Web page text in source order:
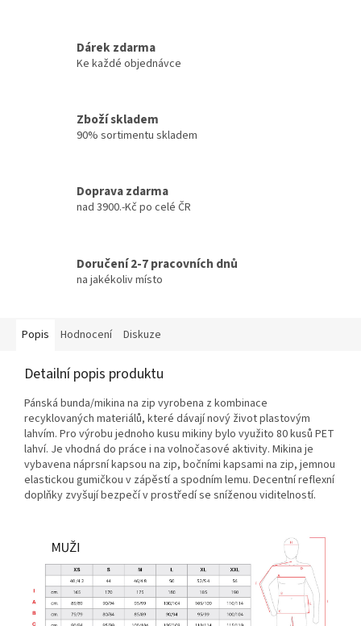
Dárek zdarma
Ke každé objednávce
Zboží skladem
90% sortimentu skladem
Doprava zdarma
nad 3900.-Kč po celé ČR
Doručení 2-7 pracovních dnů
na jakékoliv místo
Popis Hodnocení Diskuze
Detailní popis produktu
Pánská bunda/mikina na zip vyrobena z kombinace
recyklovaných materiálů, které dávají nový život plastovým
lahvím. Pro výrobu jednoho kusu mikiny bylo využito 80 kusů PET
lahví. Je vhodná do práce i na volnočasové aktivity. Mikina je
vybavena náprsní kapsou na zip, bočními kapsami na zip, jemnou
elastickou gumičkou v zápěstí a spodním lemu. Decentní reflexní
doplňky zvyšují bezpečí v prostředí se sníženou viditelností.